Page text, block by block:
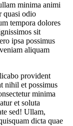
minima animi
quasi odio
tempora dolores
sit
ipsa possimus
aliquam
provident
nihil et possimus
minima
et soluta
sed! Ullam,
dicta quae